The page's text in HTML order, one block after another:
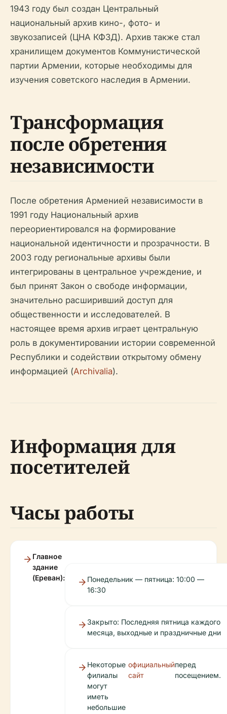
1943 году был создан Центральный
национальный архив кино-, фото- и
звукозаписей (ЦНА КФЗД). Архив также стал
хранилищем документов Коммунистической
партии Армении, которые необходимы для
изучения советского наследия в Армении.
Трансформация
после обретения
независимости
После обретения Арменией независимости в
1991 году Национальный архив
переориентировался на формирование
национальной идентичности и прозрачности. В
2003 году региональные архивы были
интегрированы в центральное учреждение, и
был принят Закон о свободе информации,
значительно расширивший доступ для
общественности и исследователей. В
настоящее время архив играет центральную
роль в документировании истории современной
Республики и содействии открытому обмену
информацией (Archivalia).
Информация для
посетителей
Часы работы
Главное
здание
(Ереван):
Понедельник — пятница: 10:00 —
16:30
Закрыто: Последняя пятница каждого
месяца, выходные и праздничные дни
Некоторые
филиалы
могут
иметь
небольшие
официальный
сайт
перед
посещением.